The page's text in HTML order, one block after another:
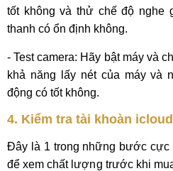
tốt không và thử chế độ nghe
thanh có ổn định không.
- Test camera: Hãy bật máy và
khả năng lấy nét của máy và
động có tốt không.
4. Kiểm tra tài khoàn icloud
Đây là 1 trong những bước cực
để xem chất lượng trước khi